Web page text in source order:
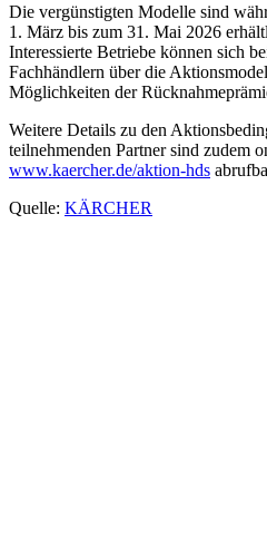
Die vergünstigten Modelle sind
1. März bis zum 31. Mai 2026
Interessierte Betriebe können sich
Fachhändlern über die
Möglichkeiten der
Weitere Details zu den
teilnehmenden Partner sind zudem
www.kaercher.de/aktion-hds
Quelle: KÄRCHER